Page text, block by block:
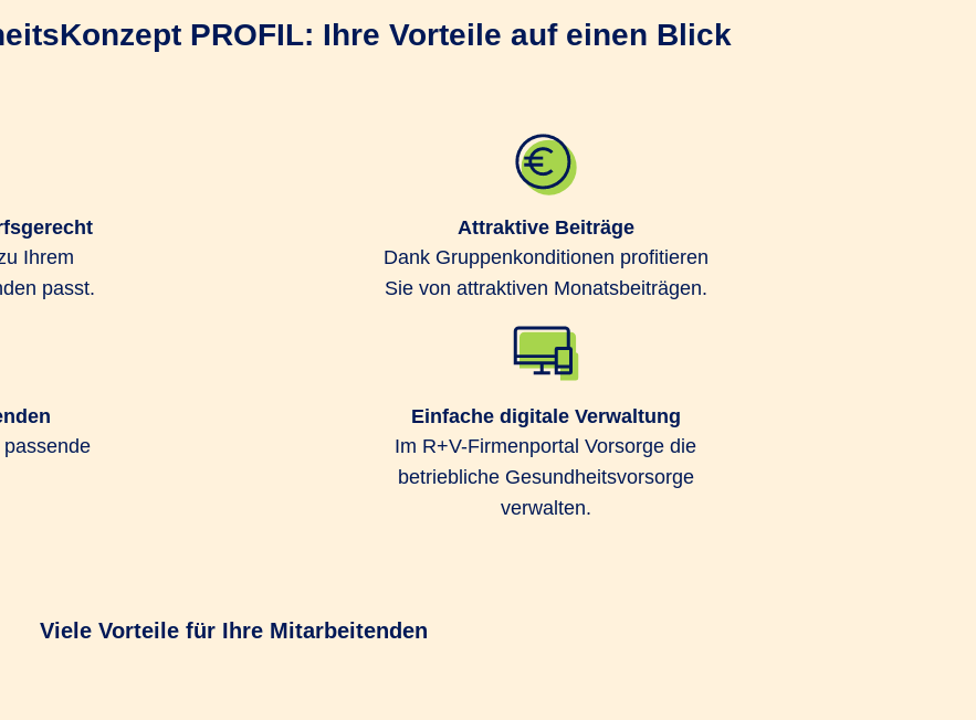
erfolgt direkt zwischen uns und Ihren Mitarbeitenden, ohne Aufwand für Sie.
ist bereits ab 5 Mitarbeitenden möglich.
keine Gesundheitsfragen beantworten.
die
Mitarbeitende ganz
sind auch bereits laufende medizinische Behandlungen im
Versicherungsschutz eingeschlossen. Außerdem können Ihre
Das R+V-GesundheitsKonzept PROFIL bietet Schutz vor
PROFIL: Ihre Vorteile auf einen Blick
Ihrem
passt.
Attraktive Beiträge
Dank Gruppenkonditionen profitieren
Sie von attraktiven Monatsbeiträgen.
Einfache digitale Verwaltung
Im R+V-Firmenportal Vorsorge die
betriebliche Gesundheitsvorsorge
verwalten.
Viele Vorteile für Ihre Mitarbeitenden